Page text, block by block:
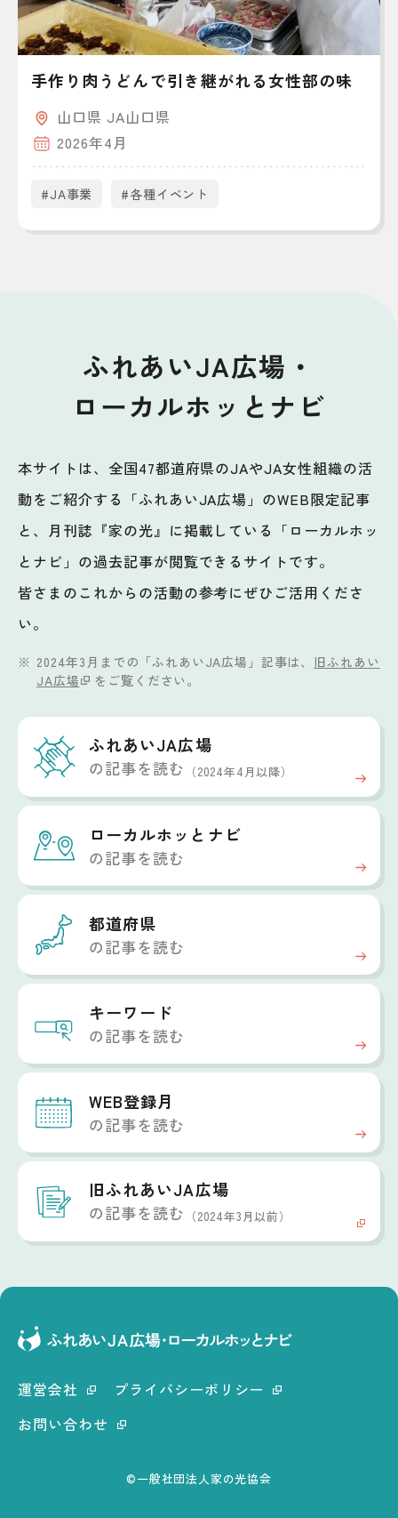
手作り肉うどんで引き継がれる女性部の味
山口県 JA山口県
2026年4月
#JA事業 #各種イベント
ふれあいJA広場・
ローカルホッとナビ
本サイトは、全国47都道府県のJAやJA女性組織の活
動をご紹介する「ふれあいJA広場」のWEB限定記事
と、月刊誌『家の光』に掲載している「ローカルホッ
とナビ」の過去記事が閲覧できるサイトです。
皆さまのこれからの活動の参考にぜひご活用くださ
い。
2024年3月までの「ふれあいJA広場」記事は、 旧ふれあい
JA広場
をご覧ください。
ふれあいJA広場
の記事を読む （2024年4月以降）
ローカルホッと ナビ
の記事を読む
都道府県
の記事を読む
キーワード
の記事を読む
WEB登録月
の記事を読む
旧ふれあいJA広場
の記事を読む （2024年3月以前）
運営会社
プライバシーポリシー
お問い合わせ
©一般社団法人家の光協会